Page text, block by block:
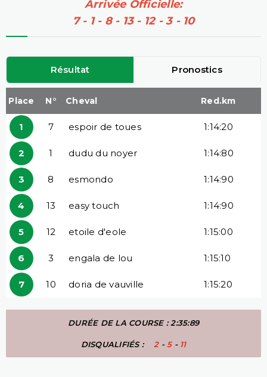
Arrivée Officielle:
7 - 1 - 8 - 13 - 12 - 3 - 10
Résultat Pronostics
Place N° Cheval Red.km
1 7 espoir de toues 1:14:20
2 1 dudu du noyer 1:14:80
3 8 esmondo 1:14:90
4 13 easy touch 1:14:90
5 12 etoile d'eole 1:15:00
6 3 engala de lou 1:15:10
7 10 doria de vauville 1:15:20
DURÉE DE LA COURSE : 2:35:89
DISQUALIFIÉS : 2-5- 11